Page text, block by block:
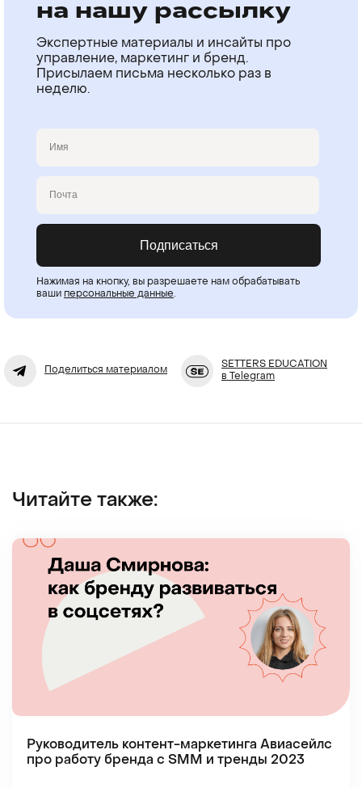
на нашу рассылку
Экспертные материалы и инсайты про
управление, маркетинг и бренд.
Присылаем письма несколько раз в
неделю.
Подписаться
Нажимая на кнопку, вы разрешаете нам обрабатывать
ваши персональные данные.
Поделиться материалом
SETTERS EDUCATION
в Telegram
Читайте также:
Руководитель контент-маркетинга Авиасейлс
про работу бренда с SMM и тренды 2023